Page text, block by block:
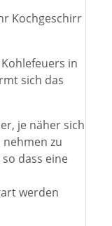
Kochgeschirr
in
sich das
je näher sich
zu
dass eine
werden